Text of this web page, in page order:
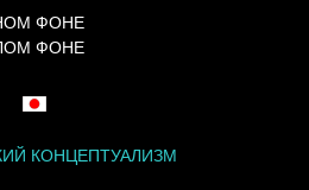
ФОНЕ
ФОНЕ
КОНЦЕПТУАЛИЗМ